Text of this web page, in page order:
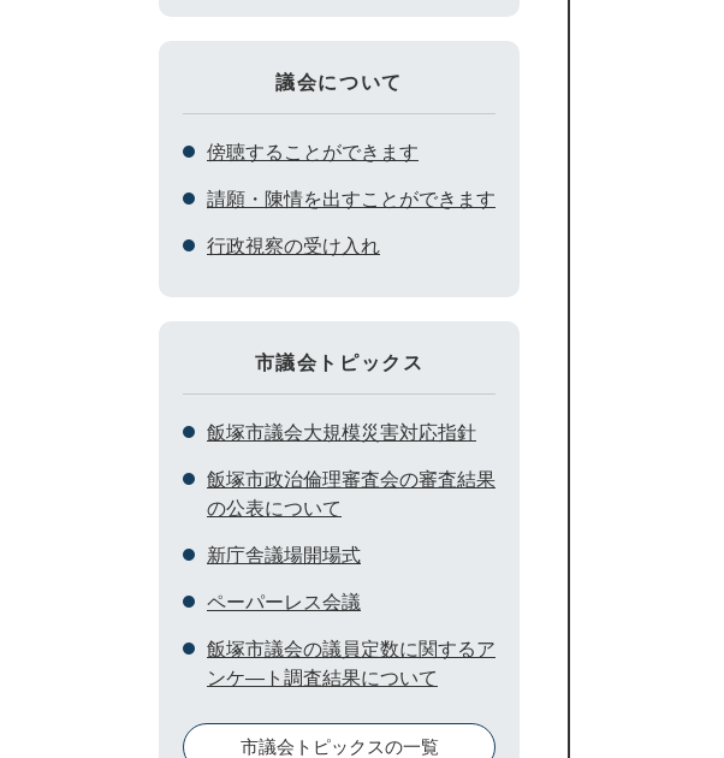
議会について
傍聴することができます
請願・陳情を出すことができます
行政視察の受け入れ
市議会トピックス
飯塚市議会大規模災害対応指針
飯塚市政治倫理審査会の審査結果
の公表について
新庁舎議場開場式
ペーパーレス会議
飯塚市議会の議員定数に関するア
ンケ―ト調査結果について
市議会トピックスの一覧